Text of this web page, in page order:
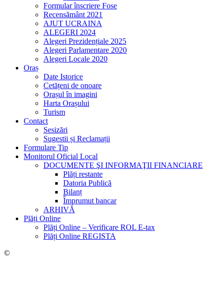
Formular înscriere Fose
Recensământ 2021
AJUT UCRAINA
ALEGERI 2024
Alegeri Prezidențiale 2025
Alegeri Parlamentare 2020
Alegeri Locale 2020
Oraș
Date Istorice
Cetățeni de onoare
Orașul în imagini
Harta Orașului
Turism
Contact
Sesizări
Sugestii și Reclamații
Formulare Tip
Monitorul Oficial Local
DOCUMENTE ŞI INFORMAŢII FINANCIARE
Plăți restante
Datoria Publică
Bilanț
Împrumut bancar
ARHIVĂ
Plăți Online
Plăți Online – Verificare ROL E-tax
Plăți Online REGISTA
©